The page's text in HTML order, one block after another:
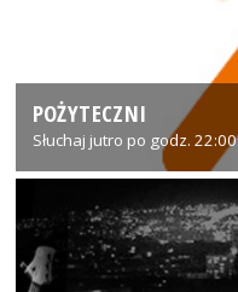
POŻYTECZNI
Słuchaj jutro po godz. 22:00